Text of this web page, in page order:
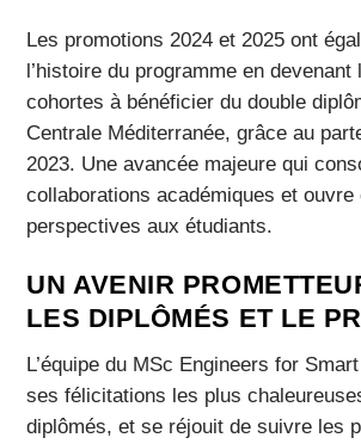
Les promotions 2024 et 2025 ont
l’histoire du programme en devenant
cohortes à bénéficier du double
Centrale Méditerranée, grâce au
2023. Une avancée majeure qui
collaborations académiques et ouvre
perspectives aux étudiants.
UN AVENIR
LES DIPLÔMÉS ET LE
L’équipe du MSc Engineers for
ses félicitations les plus
diplômés, et se réjouit de suivre les